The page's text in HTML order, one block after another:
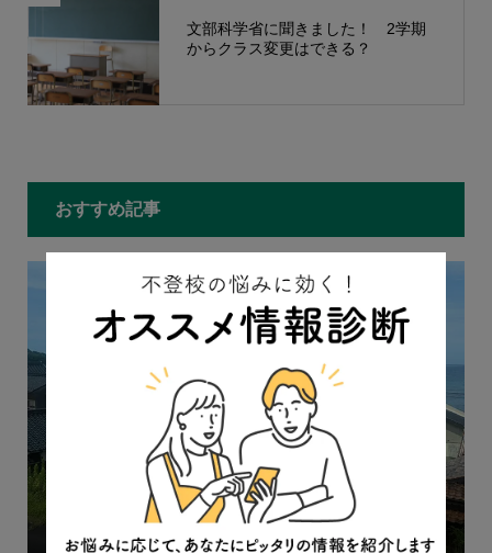
文部科学省に聞きました！ 2学期
からクラス変更はできる？
おすすめ記事
帰省は希望者だけでOK。お盆の時期に『不登校新聞』編
集長からの提言